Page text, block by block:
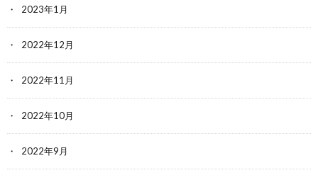
2023年1月
2022年12月
2022年11月
2022年10月
2022年9月